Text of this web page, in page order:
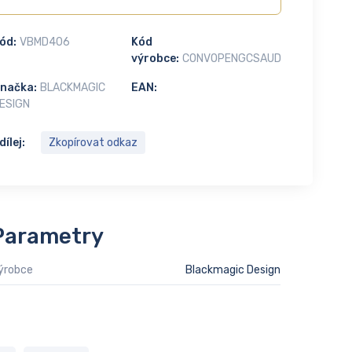
VBMD406
Kód
výrobce: CONVOPENGCSAUD
EAN:
BLACKMAGIC
Zkopírovat odkaz
Blackmagic Design